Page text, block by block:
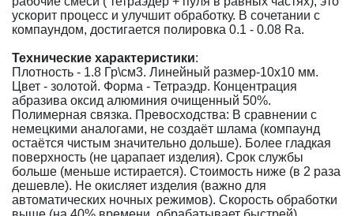
ускорит процесс и улучшит обработку. В сочетании с
компаундом, достигается полировка 0.1 - 0.08 Ra.
Технические характеристики:
Плотность - 1.8 Гр\см3. Линейный размер-10х10 мм.
Цвет - золотой. Форма - Тетраэдр. Концентрация
абразива оксид алюминия очищенный 50%.
Полимерная связка. Превосходства: В сравнении с
немецкими аналогами, не создаёт шлама (компаунд
остаётся чистым значительно дольше). Более гладкая
поверхность (не царапает изделия). Срок службы
больше (меньше истирается). Стоимость ниже (в 2 раза
дешевле). Не окисляет изделия (важно для
автоматических ночных режимов). Скорость обработки